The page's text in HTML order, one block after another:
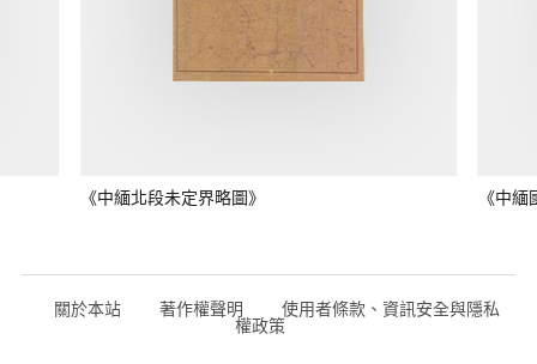
《中緬北段未定界略圖》 《中
關於本站 著作權聲明 使用者條款、資訊安全與隱私
權政策